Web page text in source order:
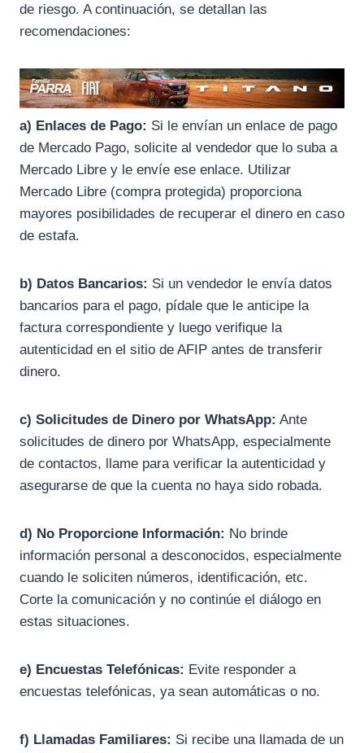
de riesgo. A continuación, se detallan las
recomendaciones:
a) Enlaces de Pago: Si le envían un enlace de pago
de Mercado Pago, solicite al vendedor que lo suba a
Mercado Libre y le envíe ese enlace. Utilizar
Mercado Libre (compra protegida) proporciona
mayores posibilidades de recuperar el dinero en caso
de estafa.
b) Datos Bancarios: Si un vendedor le envía datos
bancarios para el pago, pídale que le anticipe la
factura correspondiente y luego verifique la
autenticidad en el sitio de AFIP antes de transferir
dinero.
c) Solicitudes de Dinero por WhatsApp: Ante
solicitudes de dinero por WhatsApp, especialmente
de contactos, llame para verificar la autenticidad y
asegurarse de que la cuenta no haya sido robada.
d) No Proporcione Información: No brinde
información personal a desconocidos, especialmente
cuando le soliciten números, identificación, etc.
Corte la comunicación y no continúe el diálogo en
estas situaciones.
e) Encuestas Telefónicas: Evite responder a
encuestas telefónicas, ya sean automáticas o no.
f) Llamadas Familiares: Si recibe una llamada de un